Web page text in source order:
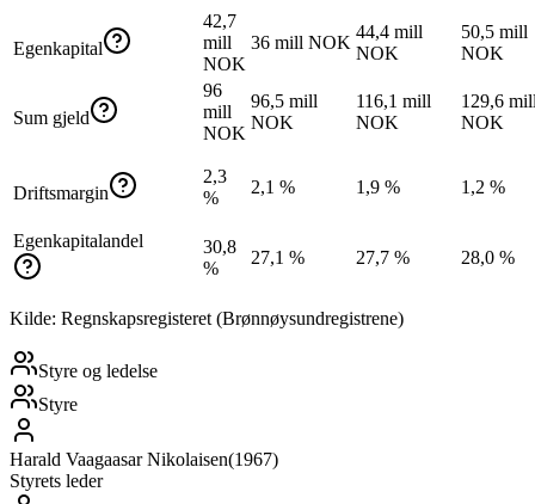
Egenkapital
42,7
mill
NOK
36 mill NOK
44,4 mill
NOK
50,5 mill
NOK
Sum gjeld
96
mill
NOK
96,5 mill
NOK
116,1 mill
NOK
129,6
NOK
Driftsmargin
2,3
%
2,1 % 1,9 % 1,2 %
Egenkapitalandel
30,8
%
27,1 % 27,7 % 28,0 %
Kilde: Regnskapsregisteret (Brønnøysundregistrene)
Styre og ledelse
Styre
Harald Vaagaasar Nikolaisen(1967)
Styrets leder